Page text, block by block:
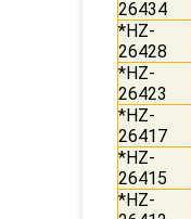
26434
*HZ-
26428
*HZ-
26423
*HZ-
26417
*HZ-
26415
*HZ-